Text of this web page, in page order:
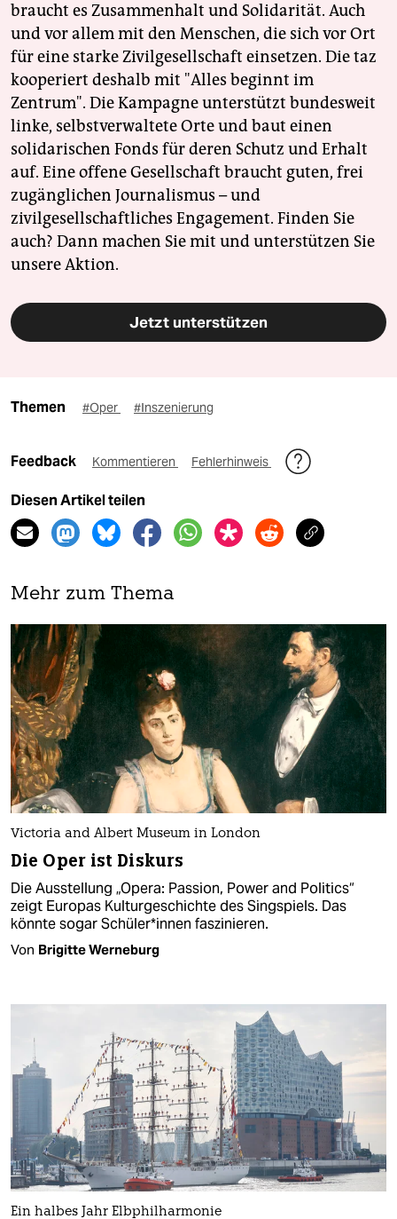
braucht es Zusammenhalt und Solidarität. Auch
und vor allem mit den Menschen, die sich vor Ort
für eine starke Zivilgesellschaft einsetzen. Die taz
kooperiert deshalb mit "Alles beginnt im
Zentrum". Die Kampagne unterstützt bundesweit
linke, selbstverwaltete Orte und baut einen
solidarischen Fonds für deren Schutz und Erhalt
auf. Eine offene Gesellschaft braucht guten, frei
zugänglichen Journalismus – und
zivilgesellschaftliches Engagement. Finden Sie
auch? Dann machen Sie mit und unterstützen Sie
unsere Aktion.
Jetzt unterstützen
Themen #Oper #Inszenierung
Feedback Kommentieren Fehlerhinweis
Diesen Artikel teilen
Mehr zum Thema
Victoria and Albert Museum in London
Die Oper ist Diskurs
Die Ausstellung „Opera: Passion, Power and Politics“
zeigt Europas Kulturgeschichte des Singspiels. Das
könnte sogar Schüler*innen faszinieren.
Von Brigitte Werneburg
Ein halbes Jahr Elbphilharmonie